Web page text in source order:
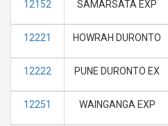
12152 SAMARSATA EXP
12221 HOWRAH DURONTO
12222 PUNE DURONTO EX
12251 WAINGANGA EXP